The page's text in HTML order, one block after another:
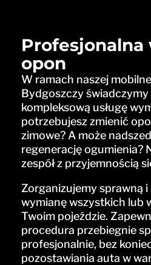
Profesjonalna
opon
W ramach naszej
Bydgoszczy
kompleksową usługę
potrzebujesz zmienić
zimowe? A może
regenerację ogumienia?
zespół z przyjemnością
Zorganizujemy sprawną i
wymianę wszystkich lub
Twoim pojeździe.
procedura przebiegnie
profesjonalnie, bez
pozostawiania auta w